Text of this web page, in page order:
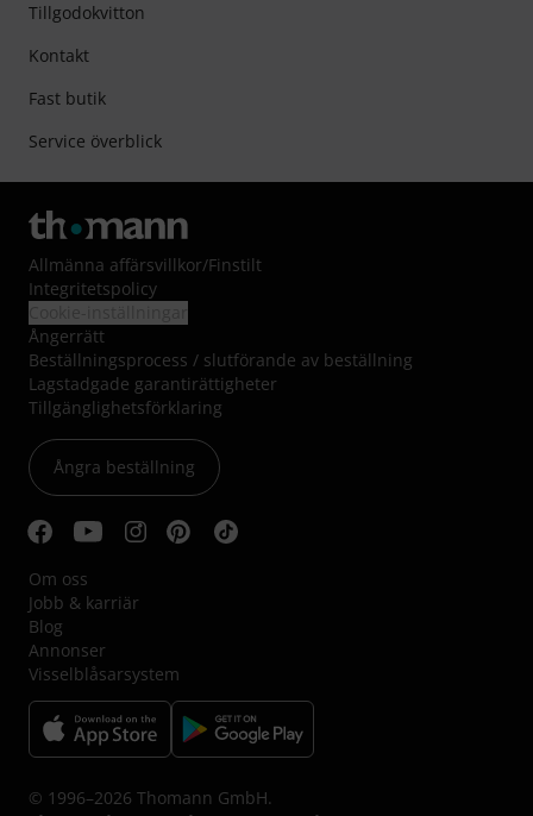
Tillgodokvitton
Kontakt
Fast butik
Service överblick
Allmänna affärsvillkor/Finstilt
Integritetspolicy
Ångerrätt
Beställningsprocess / slutförande av beställning
Lagstadgade garantirättigheter
Tillgänglighetsförklaring
Ångra beställning
Om oss
Jobb & karriär
Blog
Annonser
Visselblåsarsystem
© 1996–2026 Thomann GmbH.